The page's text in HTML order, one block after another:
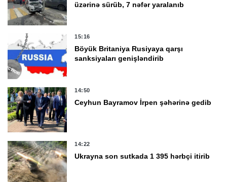
üzərinə sürüb, 7 nəfər yaralanıb
15:16
Böyük Britaniya Rusiyaya qarşı
sanksiyaları genişləndirib
14:50
Ceyhun Bayramov İrpen şəhərinə gedib
14:22
Ukrayna son sutkada 1 395 hərbçi itirib